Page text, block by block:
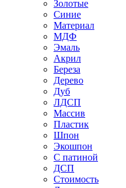
Золотые
Синие
Материал
МДФ
Эмаль
Акрил
Береза
Дерево
Дуб
ЛДСП
Массив
Пластик
Шпон
Экошпон
С патиной
ДСП
Стоимость